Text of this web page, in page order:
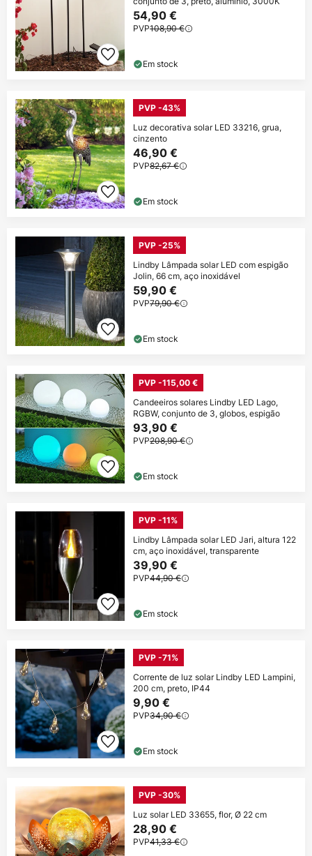
54,90 €
PVP108,90 €
Em stock
PVP -43%
Luz decorativa solar LED 33216, grua,
cinzento
46,90 €
PVP82,67 €
Em stock
PVP -25%
Lindby Lâmpada solar LED com espigão
Jolin, 66 cm, aço inoxidável
59,90 €
PVP79,90 €
Em stock
PVP -115,00 €
Candeeiros solares Lindby LED Lago,
RGBW, conjunto de 3, globos, espigão
93,90 €
PVP208,90 €
Em stock
PVP -11%
Lindby Lâmpada solar LED Jari, altura 122
cm, aço inoxidável, transparente
39,90 €
PVP44,90 €
Em stock
PVP -71%
Corrente de luz solar Lindby LED Lampini,
200 cm, preto, IP44
9,90 €
PVP34,90 €
Em stock
PVP -30%
Luz solar LED 33655, flor, Ø 22 cm
28,90 €
PVP41,33 €